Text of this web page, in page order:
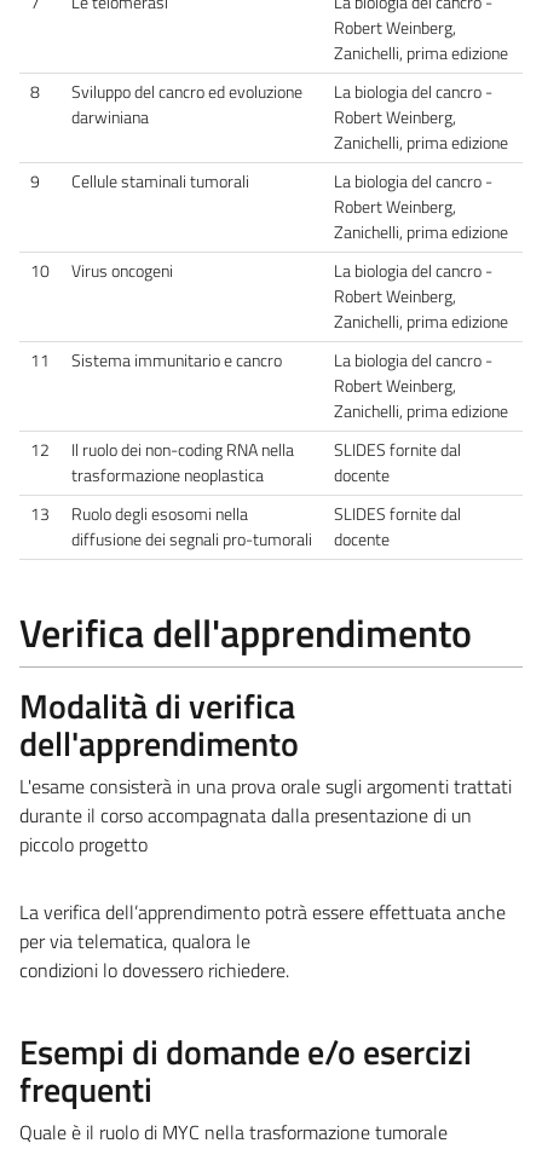
Robert Weinberg,
Zanichelli, prima edizione
8
Sviluppo del cancro ed evoluzione
darwiniana
La biologia del cancro -
Robert Weinberg,
Zanichelli, prima edizione
9
Cellule staminali tumorali
La biologia del cancro -
Robert Weinberg,
Zanichelli, prima edizione
10
Virus oncogeni
La biologia del cancro -
Robert Weinberg,
Zanichelli, prima edizione
11
Sistema immunitario e cancro
La biologia del cancro -
Robert Weinberg,
Zanichelli, prima edizione
12
Il ruolo dei non-coding RNA nella
trasformazione neoplastica
SLIDES fornite dal
docente
13
Ruolo degli esosomi nella
diffusione dei segnali pro-tumorali
SLIDES fornite dal
docente
Verifica dell'apprendimento
Modalità di verifica
dell'apprendimento
L'esame consisterà in una prova orale sugli argomenti trattati
durante il corso accompagnata dalla presentazione di un
piccolo progetto
La verifica dell’apprendimento potrà essere effettuata anche
per via telematica, qualora le
condizioni lo dovessero richiedere.
Esempi di domande e/o esercizi
frequenti
Quale è il ruolo di MYC nella trasformazione tumorale